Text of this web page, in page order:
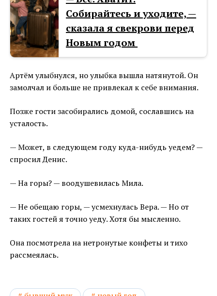
Собирайтесь и уходите, —
сказала я свекрови перед
Новым годом
Артём улыбнулся, но улыбка вышла натянутой. Он
замолчал и больше не привлекал к себе внимания.
Позже гости засобирались домой, сославшись на
усталость.
— Может, в следующем году куда-нибудь уедем? —
спросил Денис.
— На горы? — воодушевилась Мила.
— Не обещаю горы, — усмехнулась Вера. — Но от
таких гостей я точно уеду. Хотя бы мысленно.
Она посмотрела на нетронутые конфеты и тихо
рассмеялась.